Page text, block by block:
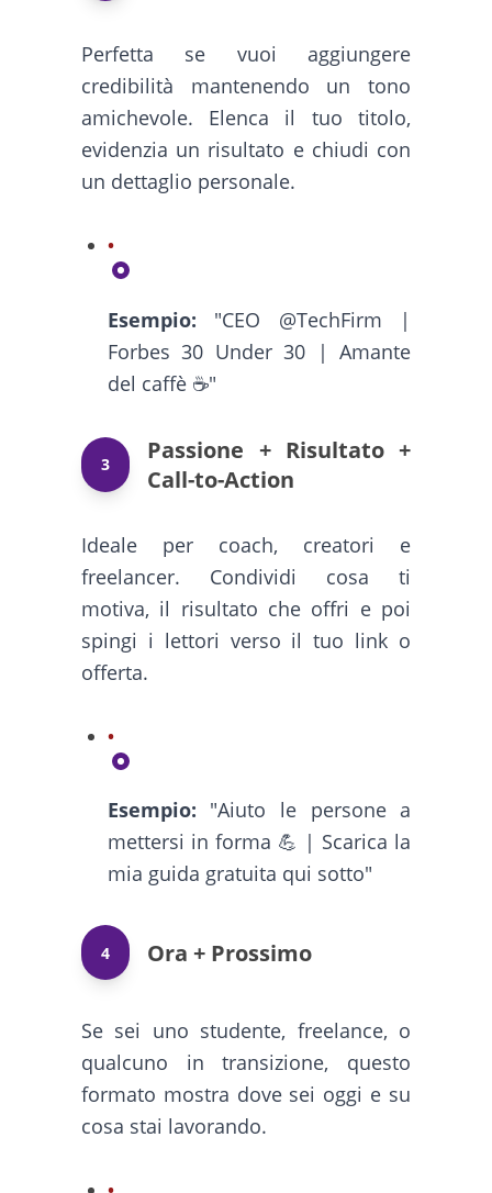
Perfetta se vuoi aggiungere
credibilità mantenendo un tono
amichevole. Elenca il tuo titolo,
evidenzia un risultato e chiudi con
un dettaglio personale.
Esempio: "CEO @TechFirm |
Forbes 30 Under 30 | Amante
del caffè ☕"
3
Passione + Risultato +
Call-to-Action
Ideale per coach, creatori e
freelancer. Condividi cosa ti
motiva, il risultato che offri e poi
spingi i lettori verso il tuo link o
offerta.
Esempio: "Aiuto le persone a
mettersi in forma 💪 | Scarica la
mia guida gratuita qui sotto"
4 Ora + Prossimo
Se sei uno studente, freelance, o
qualcuno in transizione, questo
formato mostra dove sei oggi e su
cosa stai lavorando.